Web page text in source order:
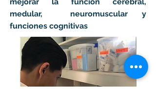
medular, neuromuscular y
funciones cognitivas